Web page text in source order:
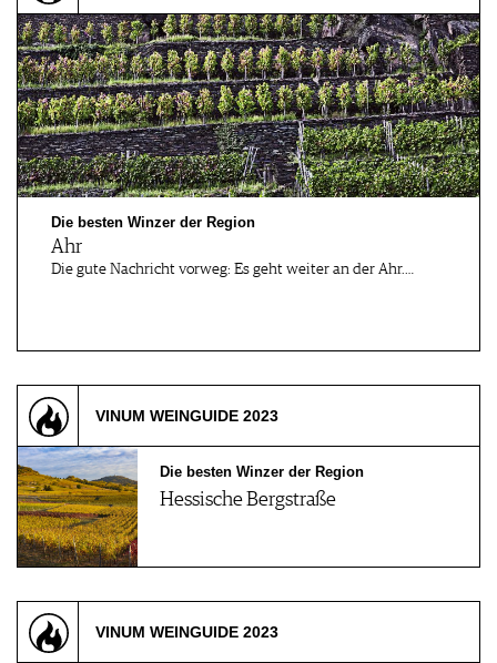
Die besten Winzer der Region
Ahr
Die gute Nachricht vorweg: Es geht weiter an der Ahr.…
VINUM WEINGUIDE 2023
Die besten Winzer der Region
Hessische Bergstraße
VINUM WEINGUIDE 2023